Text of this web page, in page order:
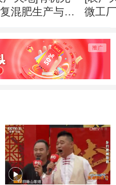
混肥生产与使
微工